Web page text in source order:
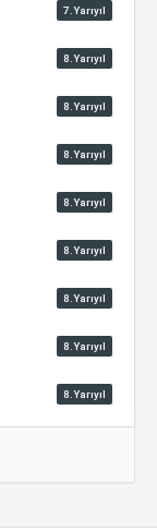
7.Yarıyıl
8.Yarıyıl
8.Yarıyıl
8.Yarıyıl
8.Yarıyıl
8.Yarıyıl
8.Yarıyıl
8.Yarıyıl
8.Yarıyıl